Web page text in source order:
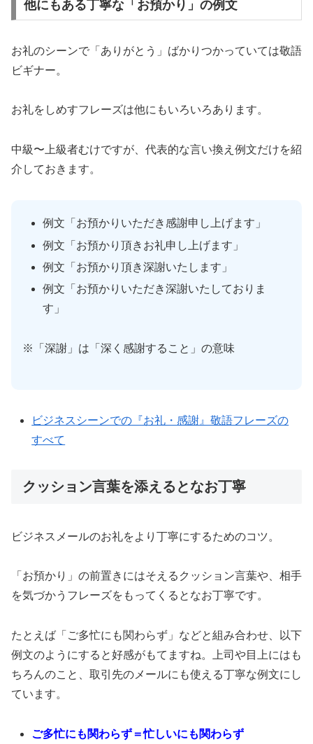
他にもある丁寧な「お預かり」の例文
お礼のシーンで「ありがとう」ばかりつかっていては敬語
ビギナー。
お礼をしめすフレーズは他にもいろいろあります。
中級〜上級者むけですが、代表的な言い換え例文だけを紹
介しておきます。
例文「お預かりいただき感謝申し上げます」
例文「お預かり頂きお礼申し上げます」
例文「お預かり頂き深謝いたします」
例文「お預かりいただき深謝いたしておりま
す」
※「深謝」は「深く感謝すること」の意味
ビジネスシーンでの『お礼・感謝』敬語フレーズの
すべて
クッション言葉を添えるとなお丁寧
ビジネスメールのお礼をより丁寧にするためのコツ。
「お預かり」の前置きにはそえるクッション言葉や、相手
を気づかうフレーズをもってくるとなお丁寧です。
たとえば「ご多忙にも関わらず」などと組み合わせ、以下
例文のようにすると好感がもてますね。上司や目上にはも
ちろんのこと、取引先のメールにも使える丁寧な例文にし
ています。
ご多忙にも関わらず＝忙しいにも関わらず